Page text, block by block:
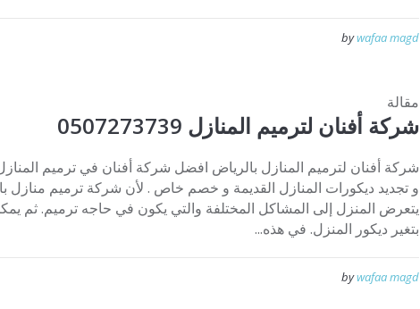
bywafaa magd
مقالة
شركة أفنان لترميم المنازل 0507273739
يتعرض المنزل إلى المشاكل المختلفة والتي يكون في حاجه ترميم.
بتغير ديكور المنزل. في هذه...
bywafaa magd